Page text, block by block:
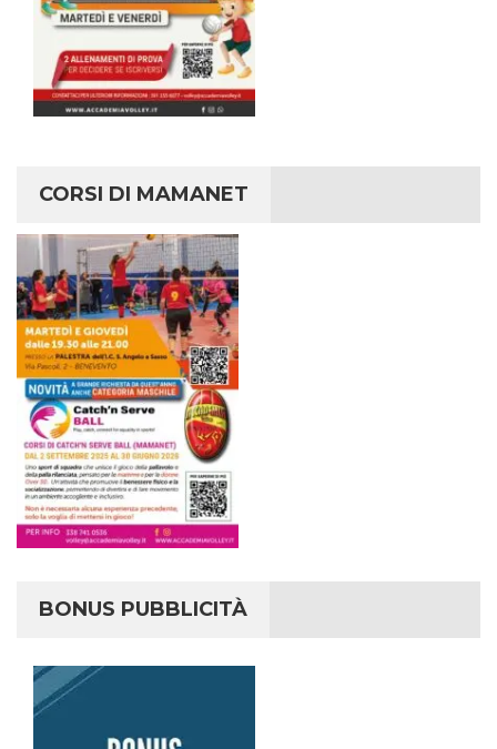
CORSI DI MAMANET
BONUS PUBBLICITÀ